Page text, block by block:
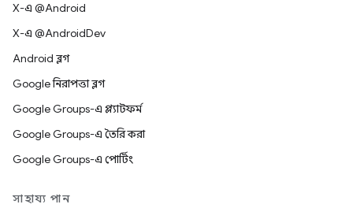
X-এ @Android
X-এ @AndroidDev
Android ব্লগ
Google নিরাপত্তা ব্লগ
Google Groups-এ প্ল্যাটফর্ম
Google Groups-এ তৈরি করা
Google Groups-এ পোর্টিং
সাহায্য পান